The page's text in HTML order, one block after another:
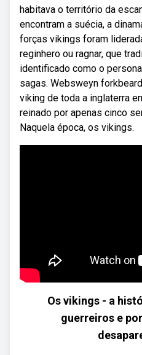
habitava o território da
encontram a suécia, a
forças vikings foram
reginhero ou ragnar, que
identificado como o
sagas. Websweyn
viking de toda a inglaterra
reinado por apenas cinco
Naquela época, os vikings.
Os vikings - a
guerreiros e